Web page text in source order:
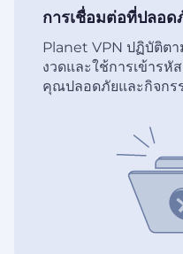
การเชื่อมต่อที่ปลอด
Planet VPN ปฏิบัติต
งวดและใช้การเข้ารหั
คุณปลอดภัยและกิจกร